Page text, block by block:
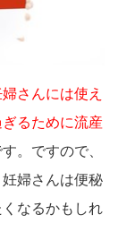
さんには使え
るために流産
。ですので、
婦さんは便秘
なるかもしれ